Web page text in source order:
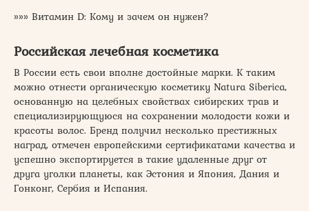
»»» Витамин D: Кому и зачем он нужен?
Российская лечебная косметика
В России есть свои вполне достойные марки. К таким
можно отнести органическую косметику Natura Siberica,
основанную на целебных свойствах сибирских трав и
специализирующуюся на сохранении молодости кожи и
красоты волос. Бренд получил несколько престижных
наград, отмечен европейскими сертификатами качества и
успешно экспортируется в такие удаленные друг от
друга уголки планеты, как Эстония и Япония, Дания и
Гонконг, Сербия и Испания.